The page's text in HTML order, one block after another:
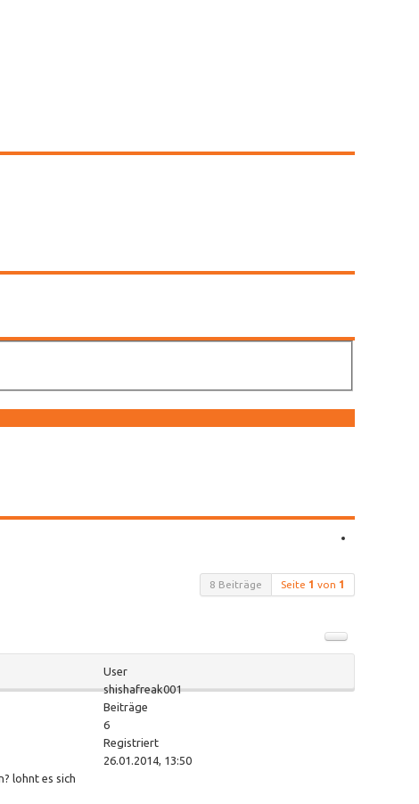
8 Beiträge Seite 1 von 1
lohnt es sich
User
shishafreak001
Beiträge
6
Registriert
26.01.2014, 13:50